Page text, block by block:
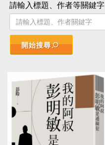
請輸入標題、作者等關鍵字
開始搜尋